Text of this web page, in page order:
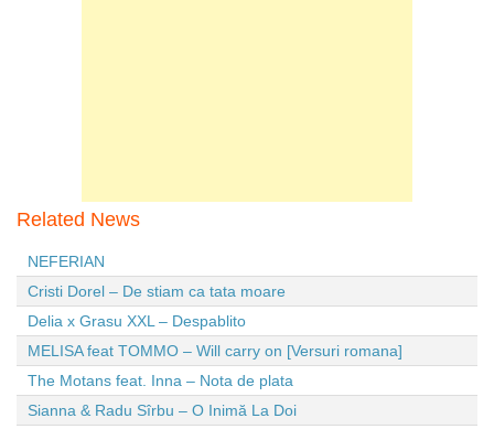
Related News
NEFERIAN
Cristi Dorel – De stiam ca tata moare
Delia x Grasu XXL – Despablito
MELISA feat TOMMO – Will carry on [Versuri romana]
The Motans feat. Inna – Nota de plata
Sianna & Radu Sîrbu – O Inimă La Doi